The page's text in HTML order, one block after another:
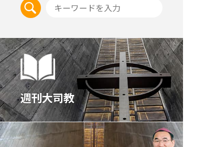
週刊大司教